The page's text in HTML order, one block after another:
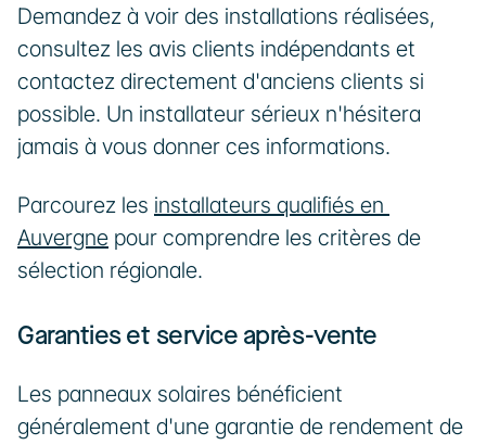
Demandez à voir des installations réalisées,
consultez les avis clients indépendants et
contactez directement d'anciens clients si
possible. Un installateur sérieux n'hésitera
jamais à vous donner ces informations.
Parcourez les installateurs qualifiés en
Auvergne pour comprendre les critères de
sélection régionale.
Garanties et service après-vente
Les panneaux solaires bénéficient
généralement d'une garantie de rendement de